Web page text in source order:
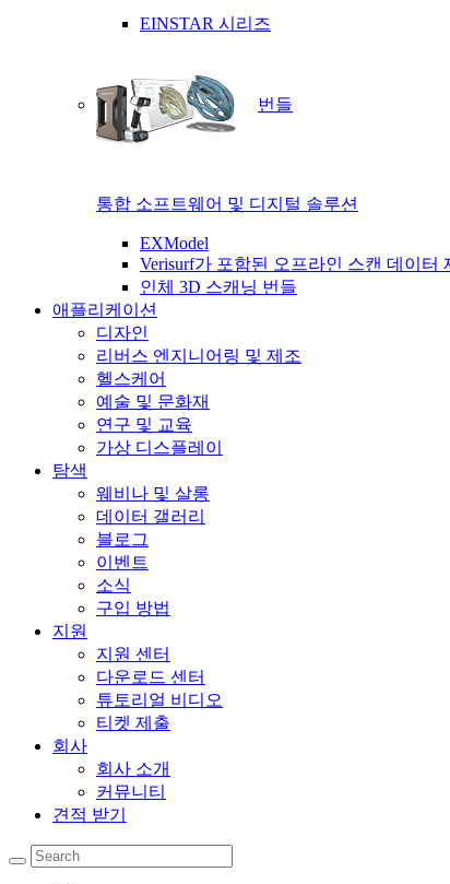
EINSTAR 시리즈
번들
통합 소프트웨어 및 디지털 솔루션
EXModel
Verisurf가 포함된 오프라인 스캔 데이터
인체 3D 스캐닝 번들
애플리케이션
디자인
리버스 엔지니어링 및 제조
헬스케어
예술 및 문화재
연구 및 교육
가상 디스플레이
탐색
웨비나 및 살롱
데이터 갤러리
블로그
이벤트
소식
구입 방법
지원
지원 센터
다운로드 센터
튜토리얼 비디오
티켓 제출
회사
회사 소개
커뮤니티
견적 받기